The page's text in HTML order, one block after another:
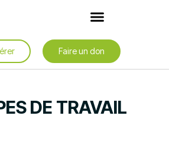
Faire un don
DE TRAVAIL